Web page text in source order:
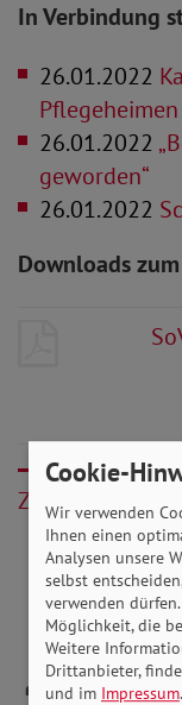
In Verbindung
26.01.2022
Pflegeheimen
26.01.2022
geworden“
26.01.2022
Downloads
Zurück
Cookie-
Wir verwenden
Ihnen einen
Analysen unsere
selbst
verwenden
Möglichkeit, die
Weitere
Drittanbieter,
und im Impressum.